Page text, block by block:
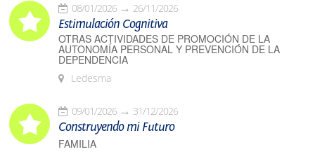
08/01/2026 26/11/2026
Estimulación Cognitiva
OTRAS ACTIVIDADES DE PROMOCIÓN DE LA
AUTONOMÍA PERSONAL Y PREVENCIÓN DE LA
DEPENDENCIA
Ledesma
09/01/2026 31/12/2026
Construyendo mi Futuro
FAMILIA